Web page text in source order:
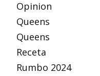
Opinion
Queens
Queens
Receta
Rumbo 2024